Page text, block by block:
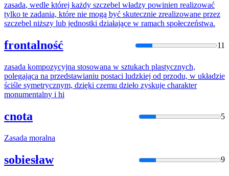
zasada, wedle której każdy szczebel władzy powinien realizować
tylko te zadania, które nie mogą być skutecznie zrealizowane przez
szczebel niższy lub jednostki działające w ramach społeczeństwa.
frontalność 11
zasada kompozycyjna stosowana w sztukach plastycznych,
polegająca na przedstawianiu postaci ludzkiej od przodu, w układzie
ściśle symetrycznym, dzięki czemu dzieło zyskuje charakter
monumentalny i hi
cnota 5
Zasada moralna
sobiesław 9